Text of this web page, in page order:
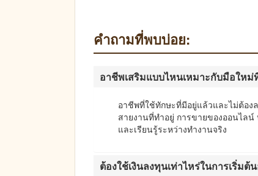
คำถามที่พบบ่อย:
อาชีพเสริมแบบไหนเหมาะกับมือใหม่
อาชีพที่ใช้ทักษะที่มีอยู่แล้วและไม่ต้อ
สายงานที่ทำอยู่ การขายของออนไลน์
และเรียนรู้ระหว่างทำงานจริง
ต้องใช้เงินลงทุนเท่าไหร่ในการเริ่มต้